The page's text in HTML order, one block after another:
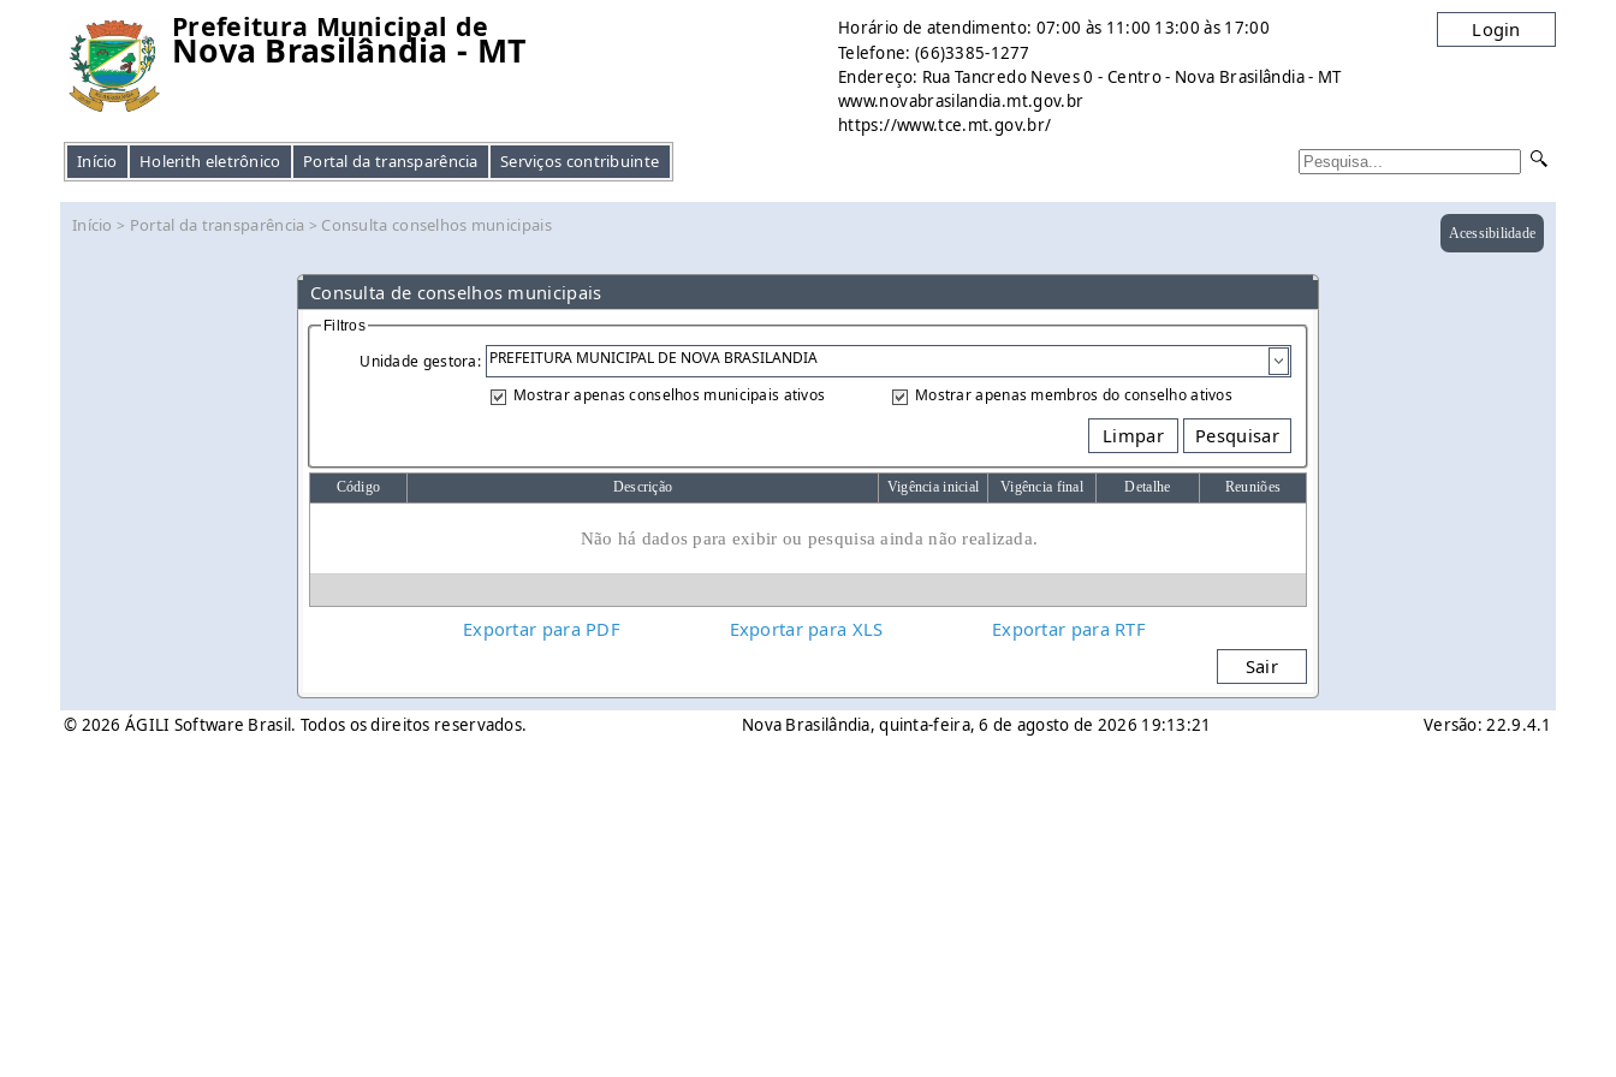
Login
Prefeitura Municipal de Horário de atendimento: 07:00 às 11:00 13:00 às 17:00
Nova Brasilândia - MT
Telefone: (66)3385-1277
Endereço: Rua Tancredo Neves 0 - Centro - Nova Brasilândia - MT
www.novabrasilandia.mt.gov.br
https://www.tce.mt.gov.br/
Início
Holerith eletrônico Portal da transparência Serviços contribuinte
Início > Portal da transparência > Consulta conselhos municipais Acessibilidade
Consulta de conselhos municipais
Filtros
Unidade gestora:
Mostrar apenas conselhos municipais ativos
Mostrar apenas membros do conselho ativos
Limpar Pesquisar
Código Descrição Vigência inicial Vigência final Detalhe Reuniões
Não há dados para exibir ou pesquisa ainda não realizada.
Exportar para PDF Exportar para XLS
Exportar para RTF
Sair
© 2026 ÁGILI Software Brasil. Todos os direitos reservados. Nova Brasilândia, quinta-feira, 6 de agosto de 2026 19:13:21 Versão: 22.9.4.1